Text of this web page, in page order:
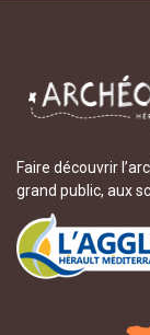
Faire découvrir
grand public, aux